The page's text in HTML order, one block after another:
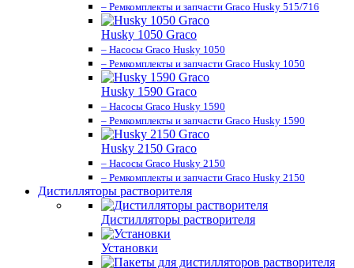
– Ремкомплекты и запчасти Graco Husky 515/716
Husky 1050 Graco
– Насосы Graco Husky 1050
– Ремкомплекты и запчасти Graco Husky 1050
Husky 1590 Graco
– Насосы Graco Husky 1590
– Ремкомплекты и запчасти Graco Husky 1590
Husky 2150 Graco
– Насосы Graco Husky 2150
– Ремкомплекты и запчасти Graco Husky 2150
Дистилляторы растворителя
Дистилляторы растворителя
Установки